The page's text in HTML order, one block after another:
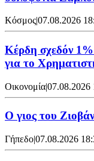
Κόσμος|07.08.2026
Κέρδη σχεδόν
για το
Οικονομία|07.08.2026
Ο γιος του
Γήπεδο|07.08.2026